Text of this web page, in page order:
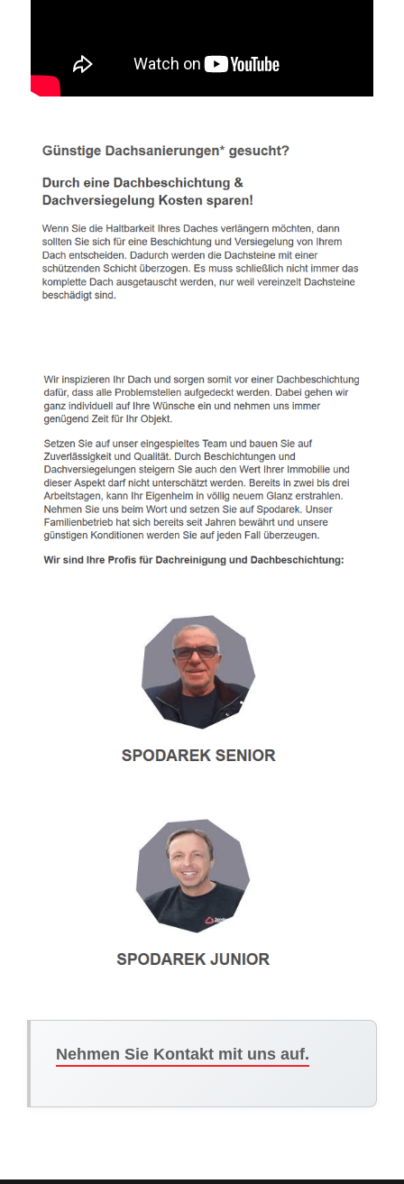
Nehmen Sie Kontakt mit uns auf.